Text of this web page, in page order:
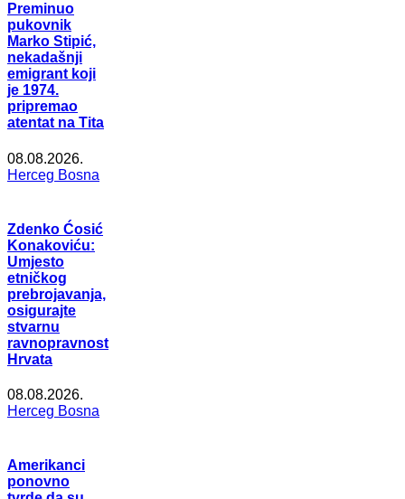
Preminuo
pukovnik
Marko Stipić,
nekadašnji
emigrant koji
je 1974.
pripremao
atentat na Tita
08.08.2026.
Herceg Bosna
Zdenko Ćosić
Konakoviću:
Umjesto
etničkog
prebrojavanja,
osigurajte
stvarnu
ravnopravnost
Hrvata
08.08.2026.
Herceg Bosna
Amerikanci
ponovno